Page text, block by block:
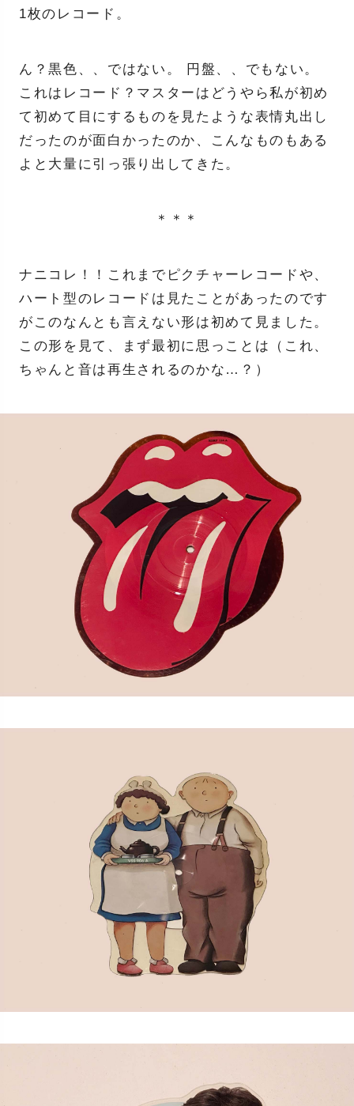
1枚のレコード。
ん？黒色、、ではない。 円盤、、でもない。
これはレコード？マスターはどうやら私が初め
て初めて目にするものを見たような表情丸出し
だったのが面白かったのか、こんなものもある
よと大量に引っ張り出してきた。
＊＊＊
ナニコレ！！これまでピクチャーレコードや、
ハート型のレコードは見たことがあったのです
がこのなんとも言えない形は初めて見ました。
この形を見て、まず最初に思っことは（これ、
ちゃんと音は再生されるのかな…？）